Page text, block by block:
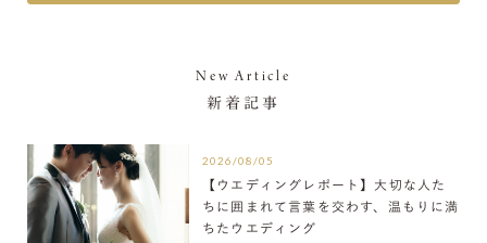
New Article
新着記事
2026/08/05
【ウエディングレポート】大切な人た
ちに囲まれて言葉を交わす、温もりに満
ちたウエディング